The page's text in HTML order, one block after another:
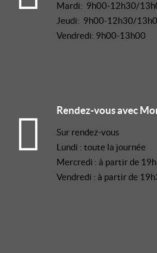
Mardi: 9h00-12h30/
Jeudi: 9h00-12h30/
Vendredi: 9h00-13h00
Rendez-vous avec
Sur rendez-vous
Lundi : toute la journée
Mercredi : à partir de
Vendredi : à partir de